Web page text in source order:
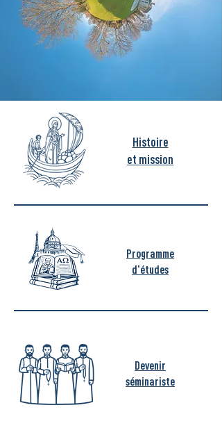
Histoire
et mission
Programme
d'études
Devenir
séminariste